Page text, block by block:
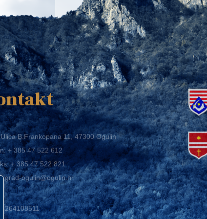
B.Frankopana 11, 47300 Ogulin
+ 385 47 522 612
+ 385 47 522 821
grad-ogulin@ogulin.hr
HR1424020061829700009